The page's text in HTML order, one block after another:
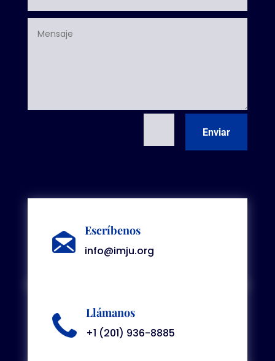
Enviar
Escríbenos
info@imju.org
Llámanos
+1 (201) 936-8885